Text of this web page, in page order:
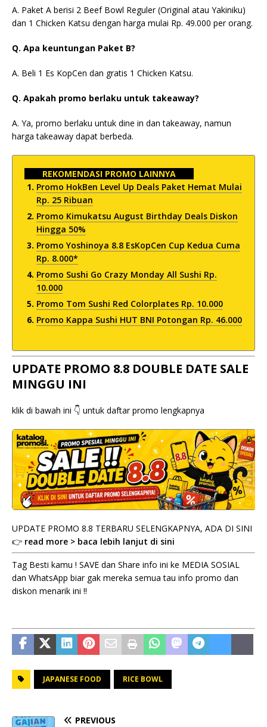
A. Paket A berisi 2 Beef Bowl Reguler (Original atau Yakiniku)
dan 1 Chicken Katsu dengan harga mulai Rp. 49.000 per orang.
Q. Apa keuntungan Paket B?
A. Beli 1 Es KopCen dan gratis 1 Chicken Katsu.
Q. Apakah promo berlaku untuk takeaway?
A. Ya, promo berlaku untuk dine in dan takeaway, namun
harga takeaway dapat berbeda.
REKOMENDASI PROMO LAINNYA
Promo HokBen Level Up Deals Paket Hemat Mulai
Rp. 25 Ribuan
Promo Kimukatsu August Birthday Deals Diskon
Hingga 50%
Promo Yoshinoya 8.8 EsKopCen Cup Kedua Cuma
Rp. 8.000*
Promo Sushi Go Crazy Monday All Sushi Rp.
10.000
Promo Tom Sushi Red Colorplates Rp. 10.000
Promo Kappa Sushi HUT BNI Potongan Rp. 46.000
UPDATE PROMO 8.8 DOUBLE DATE SALE
MINGGU INI
klik di bawah ini 👇 untuk daftar promo lengkapnya
UPDATE PROMO 8.8 TERBARU SELENGKAPNYA, ADA DI SINI
👉 read more > baca lebih lanjut di sini
Tag Besti kamu ! SAVE dan Share info ini ke MEDIA SOSIAL
dan WhatsApp biar gak mereka semua tau info promo dan
diskon menarik ini !!
JAPANESE FOOD RICE BOWL
PREVIOUS